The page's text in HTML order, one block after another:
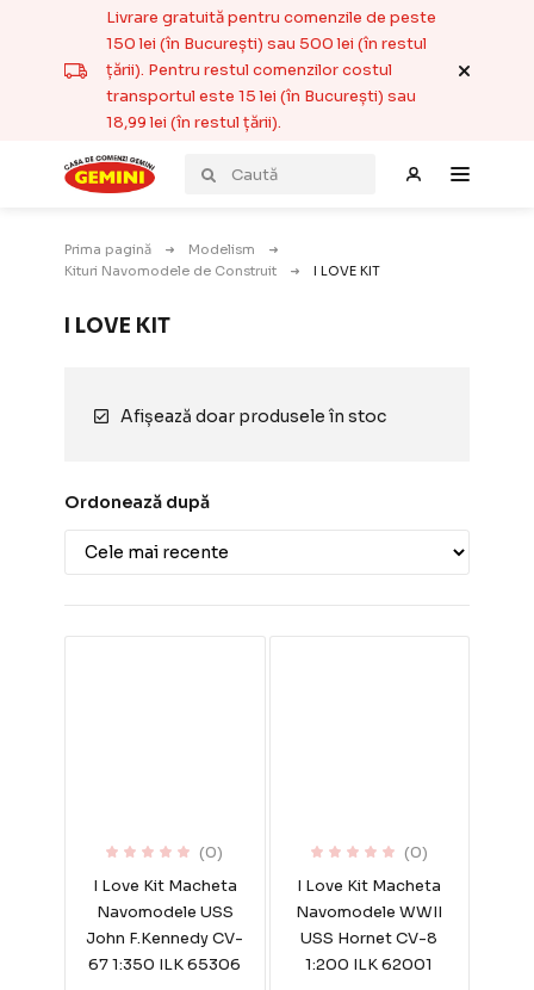
Livrare gratuită pentru comenzile de peste
150 lei (în București) sau 500 lei (în restul
țării). Pentru restul comenzilor costul
transportul este 15 lei (în București) sau
18,99 lei (în restul țării).
Prima pagină
Modelism
Kituri Navomodele de Construit
I LOVE KIT
I LOVE KIT
Afișează doar produsele în stoc
Ordonează după
(0)
I Love Kit Macheta
Navomodele USS
John F.Kennedy CV-
67 1:350 ILK 65306
(0)
I Love Kit Macheta
Navomodele WWII
USS Hornet CV-8
1:200 ILK 62001